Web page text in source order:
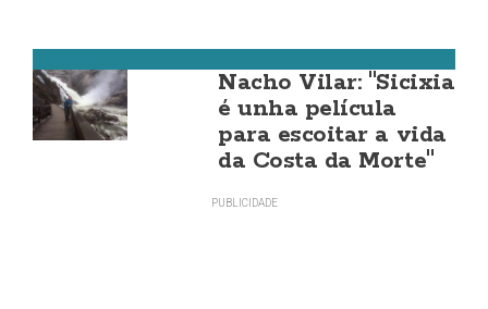
Nacho Vilar: "Sicixia
é unha película
para escoitar a vida
da Costa da Morte"